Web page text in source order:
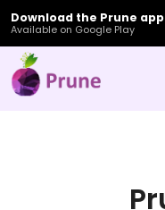
Download the Prune app
Available on Google Play